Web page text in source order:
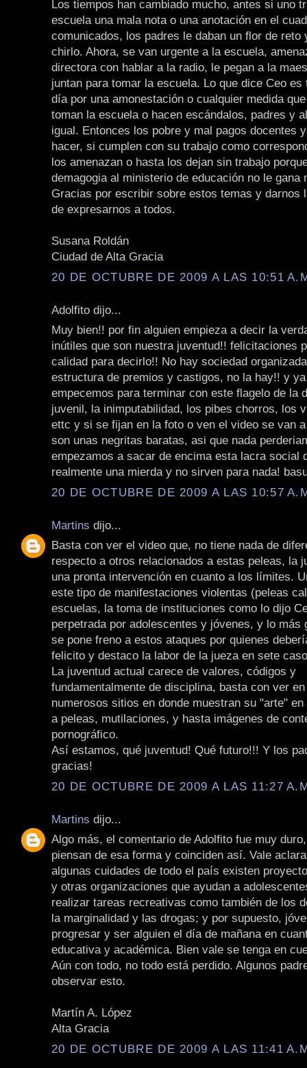
Los tiempos han cambiado mucho, antes si uno
escuela una mala nota o una anotación en el
comunicados, los padres le daban un flor de reto
chirlo. Ahora, se van urgente a la escuela,
directora con hablar a la radio, le pegan a la
juntan para tomar la escuela. Lo que dice Ceo
día por una amonestación o cualquier medida
toman la escuela o hacen escándalos, padres y
igual. Entonces los pobre y mal pagos docentes
hacer, si cumplen con su trabajo como
los amenazan o hasta los dejan sin trabajo
demagogia al ministerio de educación no le gana
Gracias por escribir sobre estos temas y darnos
de expresarnos a todos.
Susana Roldán
Ciudad de Alta Gracia
20 DE OCTUBRE DE 2009 A LAS 10:51
Adolfito dijo...
Muy bien!! por fin alguien empieza a decir la
inútiles que son nuestra juventud!! felicitaciones
calidad para decirlo!! No hay sociedad
estructura de premios y castigos, no la hay!! y
empecemos para terminar con este flagelo de la
juvenil, la inimputabilidad, los pibes chorros, los
ettc y si se fijan en la foto o ven el video se van
son unas negritas baratas, asi que nada
empezamos a sacar de encima esta lacra social
realmente una mierda y no sirven para nada!
20 DE OCTUBRE DE 2009 A LAS 10:57
Martins dijo...
Basta con ver el video que, no tiene nada de
respecto a otros relacionados a estas peleas, la
una pronta intervención en cuanto a los límites.
este tipo de manifestaciones violentas (peleas
escuelas, la toma de instituciones como lo dijo
perpetrada por adolescentes y jóvenes, y lo más
se pone freno a estos ataques por quienes
felicito y destaco la labor de la jueza en sete
La juventud actual carece de valores, códigos y
fundamentalmente de disciplina, basta con ver
numerosos sitios en donde muestran su "arte"
a peleas, mutilaciones, y hasta imágenes de
pornográfico.
Así estamos, qué juventud! Qué futuro!!! Y los
gracias!
20 DE OCTUBRE DE 2009 A LAS 11:27
Martins dijo...
Algo más, el comentario de Adolfito fue muy
piensan de esa forma y coinciden así. Vale
algunas cuidades de todo el país existen
y otras organizaciones que ayudan a
realizar tareas recreativas como también de los
la marginalidad y las drogas; y por supuesto,
progresar y ser alguien el día de mañana en
educativa y académica. Bien vale se tenga en
Aún con todo, no todo está perdido. Algunos
observar esto.
Martín A. López
Alta Gracia
20 DE OCTUBRE DE 2009 A LAS 11:41